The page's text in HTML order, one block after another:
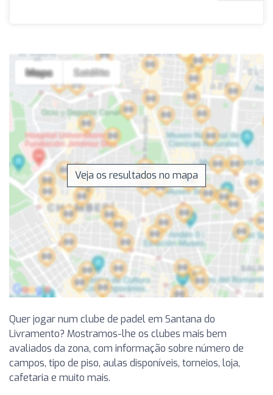
Veja os resultados no mapa
Quer jogar num clube de padel em Santana do
Livramento? Mostramos-lhe os clubes mais bem
avaliados da zona, com informação sobre número de
campos, tipo de piso, aulas disponíveis, torneios, loja,
cafetaria e muito mais.